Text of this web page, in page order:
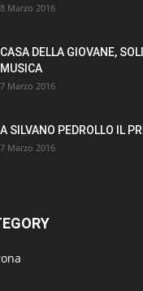
8 Marzo 2016
CASA DELLA GIOVANE,
MUSICA
7 Marzo 2016
A SILVANO PEDROLLO IL
7 Marzo 2016